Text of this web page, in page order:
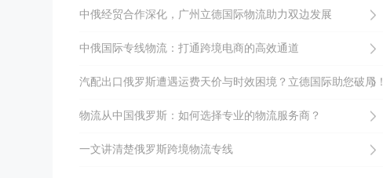
中俄经贸合作深化，广州立德国际物流助力双边发展
中俄国际专线物流：打通跨境电商的高效通道
汽配出口俄罗斯遭遇运费天价与时效困境？立德国际助您破局！
物流从中国俄罗斯：如何选择专业的物流服务商？
一文讲清楚俄罗斯跨境物流专线